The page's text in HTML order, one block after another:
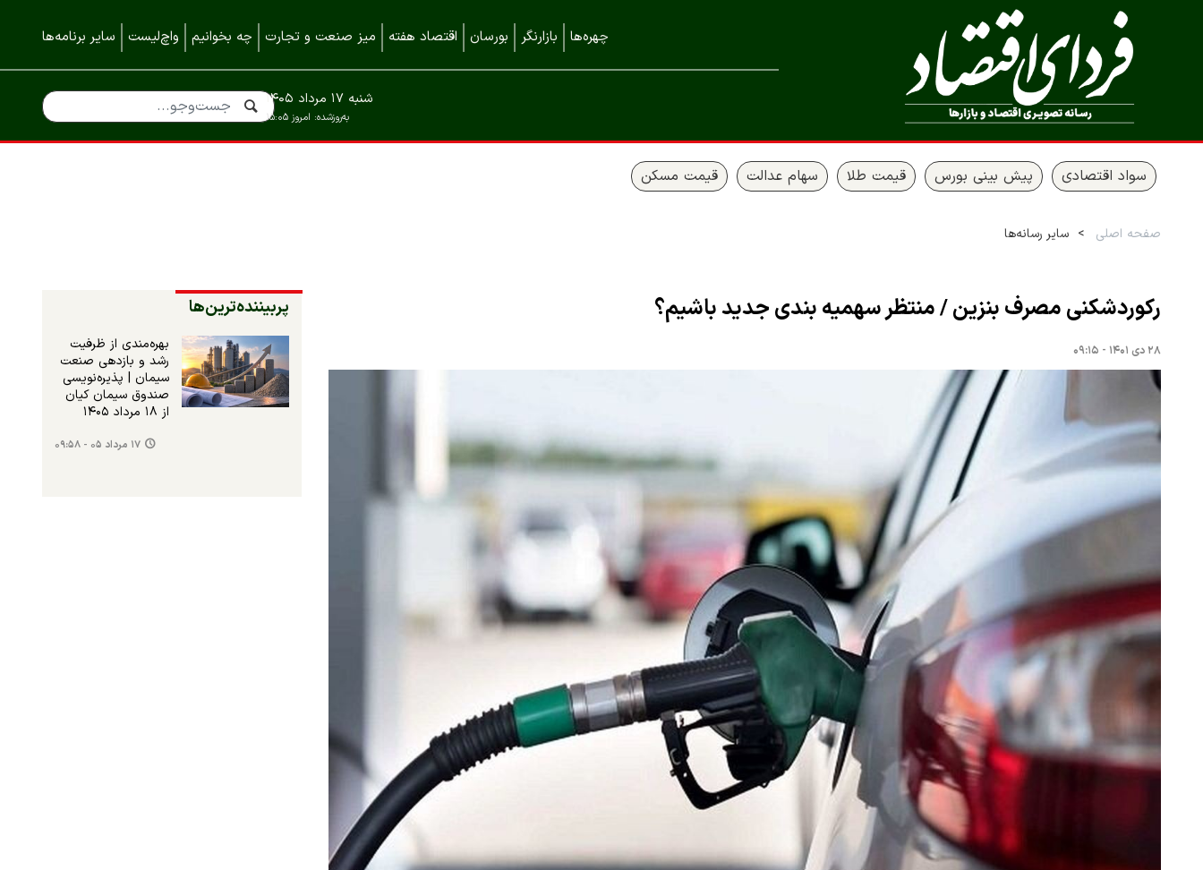
چهره‌ها بازارنگر بورسان اقتصاد هفته میز صنعت و تجارت چه بخوانیم واچ‌لیست سایر برنامه‌ها
به‌روزشده: امروز ۱۵:۰۵
شنبه ۱۷ مرداد ۱۴۰۵
سواد اقتصادی پیش بینی بورس قیمت طلا سهام عدالت قیمت مسکن
صفحه اصلی سایر رسانه‌ها
رکوردشکنی مصرف بنزین / منتظر سهمیه بندی جدید باشیم؟
۲۸ دی ۱۴۰۱ - ۰۹:۱۵
پربیننده‌ترین‌ها
بهره‌مندی از ظرفیت
رشد و بازدهی صنعت
سیمان | پذیره‌نویسی
صندوق سیمان کیان
از ۱۸ مرداد ۱۴۰۵
۱۷ مرداد ۰۵ - ۰۹:۵۸